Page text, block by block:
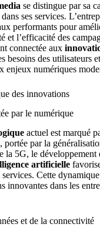
se distingue par sa
ses services.
performants pour
et l’efficacité des
connectée aux
besoins des utilisateurs
enjeux numériques
des innovations
par le numérique
actuel est marqué
portée par la
la 5G, le développement
artificielle
Cette
innovantes dans les
et de la connectivité